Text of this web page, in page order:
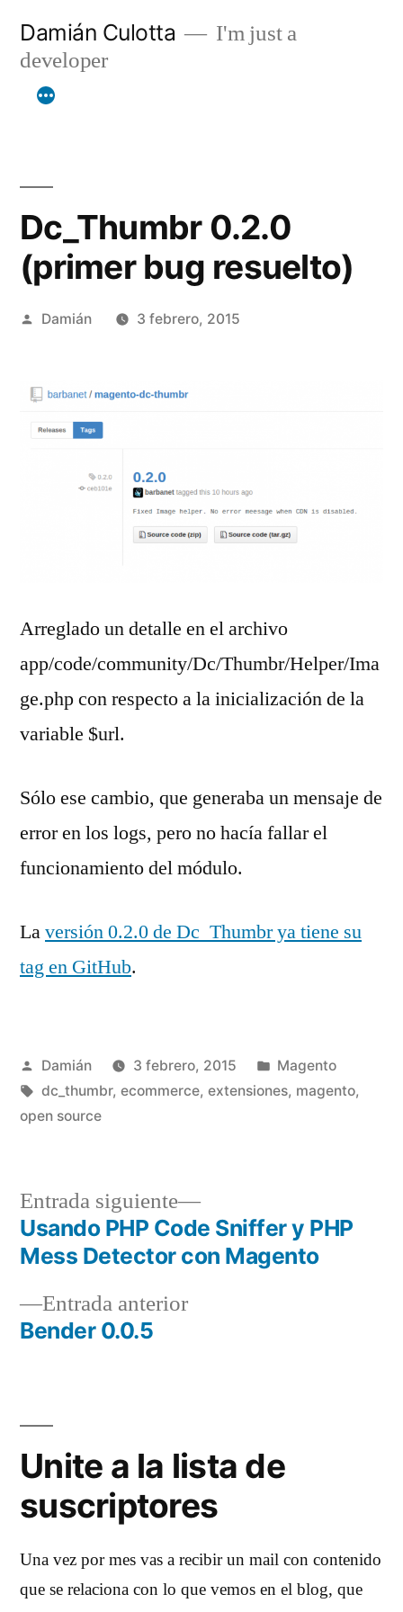
contenido
Damián Culotta
I'm just a
developer
Dc_Thumbr 0.2.0
(primer bug resuelto)
Publicado
Damián 3 febrero, 2015
Arreglado un detalle en el archivo
app/code/community/Dc/Thumbr/Helper/Ima
ge.php con respecto a la inicialización de la
variable $url.
Sólo ese cambio, que generaba un mensaje de
error en los logs, pero no hacía fallar el
funcionamiento del módulo.
Laversión 0.2.0 de Dc_Thumbr ya tiene su
tag en GitHub.
Publicado
por
Damián 3 febrero, 2015
Publicado
en
Magento
Etiquetas:
dc_thumbr, ecommerce, extensiones, magento,
open source
Navegación
entradas
Entrada anteriorEntrada
Bender 0.0.5
Entrada siguiente
Entrada
siguiente:
Usando PHP Code Sniffer y PHP
Mess Detector con Magento
Unite a la lista de
suscriptores
Una vez por mes vas a recibir un mail con contenido
que se relaciona con lo que vemos en el blog, que